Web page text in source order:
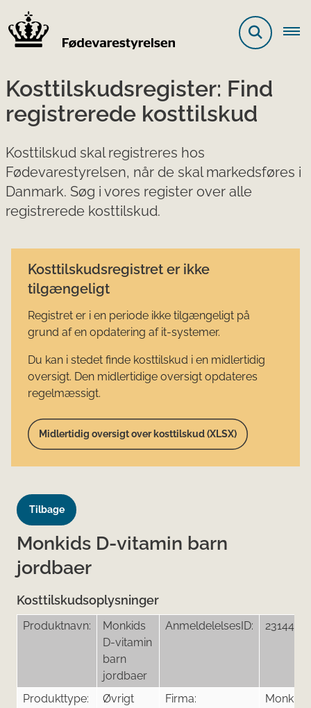
Kosttilskudsregister: Find
registrerede kosttilskud
Kosttilskud skal registreres hos
Fødevarestyrelsen, når de skal markedsføres i
Danmark. Søg i vores register over alle
registrerede kosttilskud.
Kosttilskudsregistret er ikke
tilgængeligt
Registret er i en periode ikke tilgængeligt på
grund af en opdatering af it-systemer.
Du kan i stedet finde kosttilskud i en midlertidig
oversigt. Den midlertidige oversigt opdateres
regelmæssigt.
Midlertidig oversigt over kosttilskud (XLSX)
Tilbage
Monkids D-vitamin barn
jordbaer
Kosttilskudsoplysninger
Produktnavn:
Monkids
D-vitamin
barn
jordbaer
AnmeldelelsesID: 23144
Produkttype: Øvrigt Firma:
Monkids